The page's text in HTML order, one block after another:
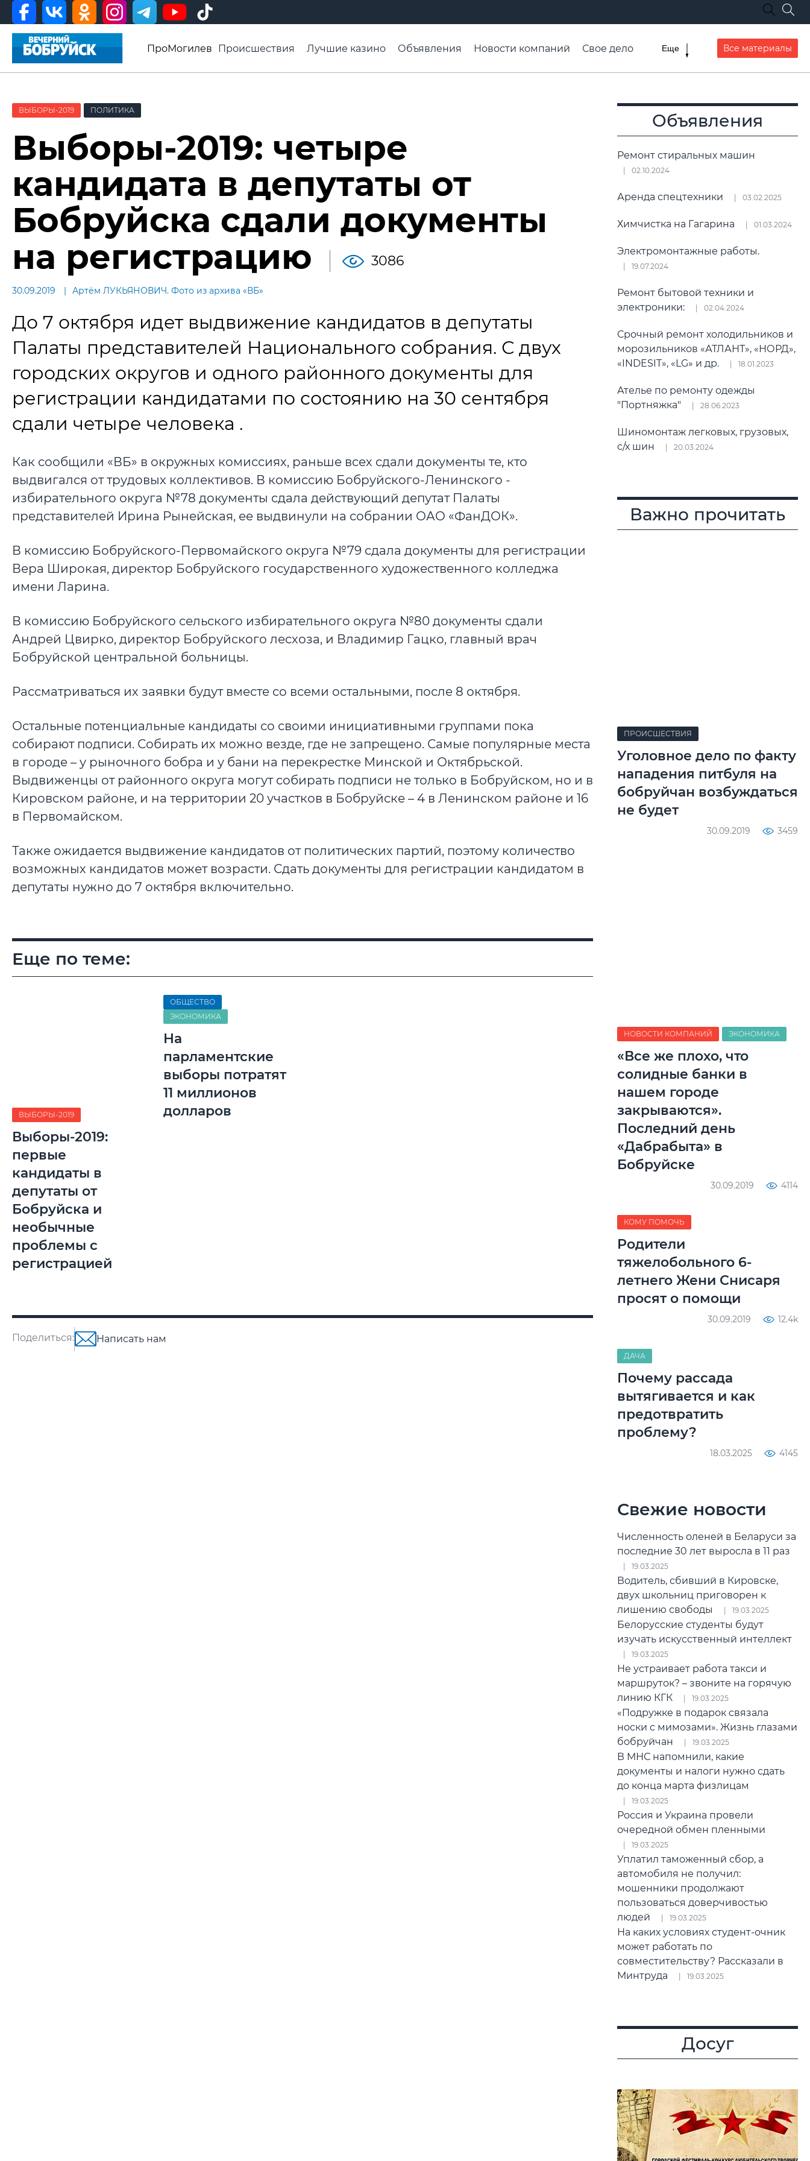
ПроМогилев Происшествия Лучшие казино Объявления Новости компаний
Свое дело
Видео ВБ
Еще Все материалы
ВЫБОРЫ-2019 ПОЛИТИКА
Выборы-2019: четыре
кандидата в депутаты от
Бобруйска сдали документы
на регистрацию
3086
30.09.2019 Артём ЛУКЬЯНОВИЧ. Фото из архива «ВБ»
До 7 октября идет выдвижение кандидатов в депутаты
Палаты представителей Национального собрания. С двух
городских округов и одного районного документы для
регистрации кандидатами по состоянию на 30 сентября
сдали четыре человека .
Как сообщили «ВБ» в окружных комиссиях, раньше всех сдали документы те, кто
выдвигался от трудовых коллективов. В комиссию Бобруйского-Ленинского ­
избирательного округа №78 документы сдала действующий депутат Палаты
представителей Ирина Рынейская, ее выдвинули на собрании ОАО «ФанДОК».
В комиссию Бобруйского-Первомайского округа №79 сдала документы для регистрации
Вера Широкая, директор Бобруйского государственного художественного колледжа
имени Ларина.
В комиссию Бобруйского сельского избирательного округа №80 документы сдали
Андрей Цвирко, директор Бобруйского лесхоза, и Владимир Гацко, главный врач
Бобруйской центральной больницы.
Рассматриваться их заявки будут вместе со всеми остальными, после 8 октября.
Остальные потенциальные кандидаты со своими инициативными группами пока
собирают подписи. Собирать их можно везде, где не запрещено. Самые популярные места
в городе – у рыночного бобра и у бани на перекрестке Минской и Октябрьской.
Выдвиженцы от районного округа могут собирать подписи не только в Бобруйском, но и в
Кировском районе, и на территории 20 участков в Бобруйске – 4 в Ленинском районе и 16
в Первомайском.
Также ожидается выдвижение кандидатов от политических партий, поэтому количество
возможных кандидатов может возрасти. Сдать документы для регистрации кандидатом в
депутаты нужно до 7 октября включительно.
Еще по теме:
ВЫБОРЫ-2019
Выборы-2019:
первые
кандидаты в
депутаты от
Бобруйска и
необычные
проблемы с
регистрацией
ОБЩЕСТВО
ЭКОНОМИКА
На
парламентские
выборы потратят
11 миллионов
долларов
Поделиться: Написать нам
Объявления
Ремонт стиральных машин
02.10.2024
Аренда спецтехники 03.02.2025
Химчистка на Гагарина 01.03.2024
Электромонтажные работы.
19.07.2024
Ремонт бытовой техники и
электроники:
02.04.2024
Срочный ремонт холодильников и
морозильников «АТЛАНТ», «НОРД»,
«INDESIT», «LG» и др.
18.01.2023
Ателье по ремонту одежды
"Портняжка"
28.06.2023
Шиномонтаж легковых, грузовых,
с/х шин
20.03.2024
Важно прочитать
ПРОИСШЕСТВИЯ
Уголовное дело по факту
нападения питбуля на
бобруйчан возбуждаться
не будет
30.09.2019 3459
НОВОСТИ КОМПАНИЙ ЭКОНОМИКА
«Все же плохо, что
солидные банки в
нашем городе
закрываются».
Последний день
«Дабрабыта» в
Бобруйске
30.09.2019 4114
КОМУ ПОМОЧЬ
Родители
тяжелобольного 6-
летнего Жени Снисаря
просят о помощи
30.09.2019 12.4k
ДАЧА
Почему рассада
вытягивается и как
предотвратить
проблему?
18.03.2025 4145
Свежие новости
Численность оленей в Беларуси за
последние 30 лет выросла в 11 раз
19.03.2025
Водитель, сбивший в Кировске,
двух школьниц приговорен к
лишению свободы
19.03.2025
Белорусские студенты будут
изучать искусственный интеллект
19.03.2025
Не устраивает работа такси и
маршруток? – звоните на горячую
линию КГК
19.03.2025
«Подружке в подарок связала
носки с мимозами». Жизнь глазами
бобруйчан
19.03.2025
В МНС напомнили, какие
документы и налоги нужно сдать
до конца марта физлицам
19.03.2025
Россия и Украина провели
очередной обмен пленными
19.03.2025
Уплатил таможенный сбор, а
автомобиля не получил:
мошенники продолжают
пользоваться доверчивостью
людей
19.03.2025
На каких условиях студент-очник
может работать по
совместительству? Рассказали в
Минтруда
19.03.2025
Досуг